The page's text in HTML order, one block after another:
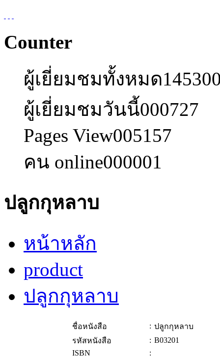
Counter
ผู้เยี่ยมชมทั้งหมด
ผู้เยี่ยมชมวันนี้000727
Pages View005157
คน online000001
ปลูกกุหลาบ
หน้าหลัก
product
ปลูกกุหลาบ
ชื่อหนังสือ : ปลูกกุหลาบ
รหัสหนังสือ
: B03201
ISBN
: